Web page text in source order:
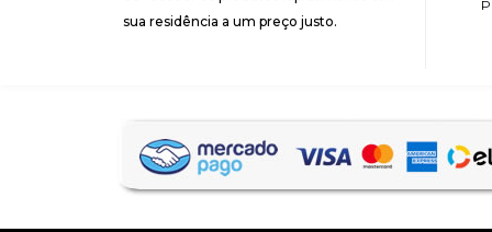
sua residência a um preço justo.